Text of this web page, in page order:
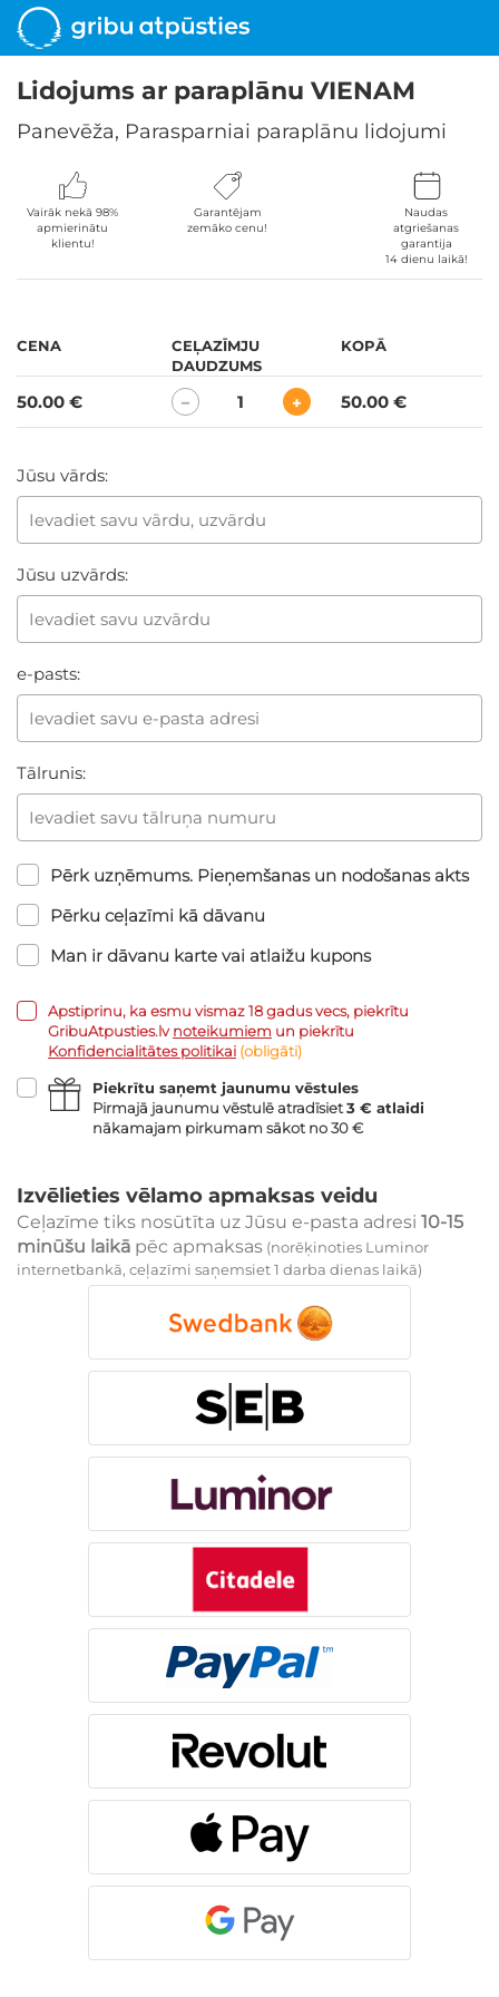
Lidojums ar paraplānu VIENAM
Panevēža, Parasparniai paraplānu lidojumi
Vairāk nekā 98%
apmierinātu
klientu!
Garantējam
zemāko cenu!
Naudas
atgriešanas
garantija
14 dienu laikā!
CENA
CEĻAZĪMJU
DAUDZUMS
KOPĀ
50.00 € − 1 + 50.00 €
Jūsu vārds:
Jūsu uzvārds:
e-pasts:
Tālrunis:
Pērk uzņēmums. Pieņemšanas un nodošanas akts
Pērku ceļazīmi kā dāvanu
Man ir dāvanu karte vai atlaižu kupons
Apstiprinu, ka esmu vismaz 18 gadus vecs, piekrītu
GribuAtpusties.lvnoteikumiem un piekrītu
Konfidencialitātes politikai (obligāti)
Piekrītu saņemt jaunumu vēstules
Pirmajā jaunumu vēstulē atradīsiet3 € atlaidi
nākamajam pirkumam sākot no 30 €
Izvēlieties vēlamo apmaksas veidu
Ceļazīme tiks nosūtīta uz Jūsu e-pasta adresi 10-15
minūšu laikā pēc apmaksas (norēķinoties Luminor
internetbankā, ceļazīmi saņemsiet 1 darba dienas laikā)